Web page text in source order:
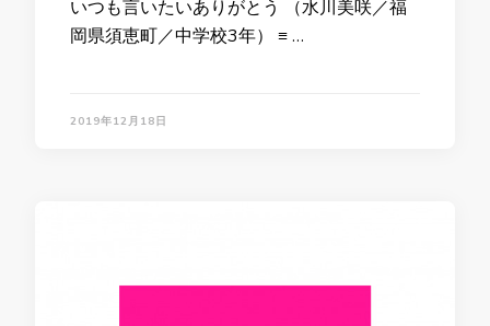
いつも言いたいありがとう （水川美咲／福
岡県須恵町／中学校3年） ≡ …
2019年12月18日